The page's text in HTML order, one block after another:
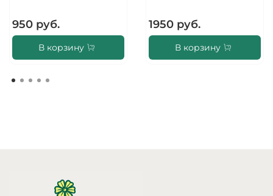
950 руб.
В корзину
1950 руб.
В корзину